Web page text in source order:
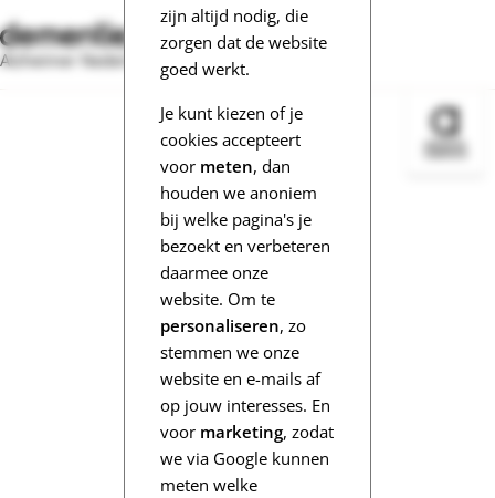
zijn altijd nodig, die
zorgen dat de website
goed werkt.
Je kunt kiezen of je
cookies accepteert
voor meten, dan
houden we anoniem
bij welke pagina's je
bezoekt en verbeteren
daarmee onze
website. Om te
personaliseren, zo
stemmen we onze
website en e-mails af
op jouw interesses. En
voor marketing, zodat
we via Google kunnen
meten welke
Alzheimer Nederland